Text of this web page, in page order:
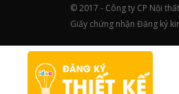
© 2017 - Công ty CP Nội
Giấy chứng nhận Đăng ký